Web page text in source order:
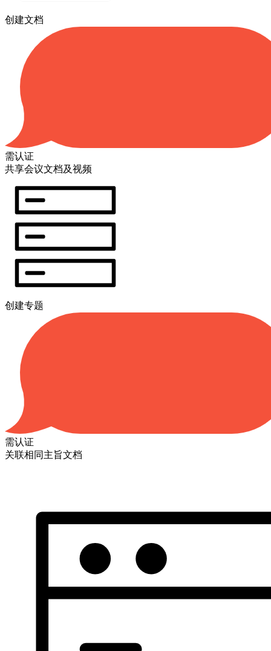
创建文档
需认证
共享会议文档及视频
创建专题
需认证
关联相同主旨文档